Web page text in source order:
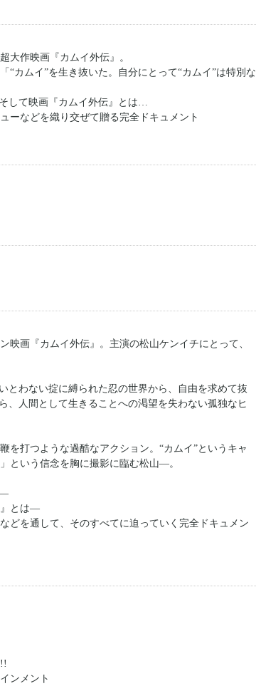
大作映画『カムイ外伝』。
“カムイ”を生き抜いた。自分にとって“カムイ”は特別な
て映画『カムイ外伝』とは…
ーなどを織り交ぜて贈る完全ドキュメント
映画『カムイ外伝』。主演の松山ケンイチにとって、
とわない掟に縛られた忍の世界から、自由を求めて抜
、人間として生きることへの渇望を失わない孤独なヒ
を打つような過酷なアクション。“カムイ”というキャ
という信念を胸に撮影に臨む松山―。
―
』とは―
どを通して、そのすべてに迫っていく完全ドキュメン
ンメント